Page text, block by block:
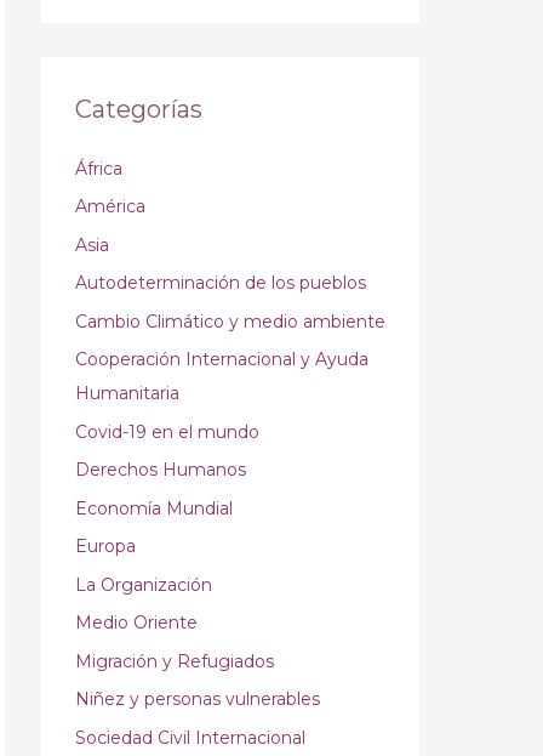
Categorías
África
América
Asia
Autodeterminación de los pueblos
Cambio Climático y medio ambiente
Cooperación Internacional y Ayuda
Humanitaria
Covid-19 en el mundo
Derechos Humanos
Economía Mundial
Europa
La Organización
Medio Oriente
Migración y Refugiados
Niñez y personas vulnerables
Sociedad Civil Internacional